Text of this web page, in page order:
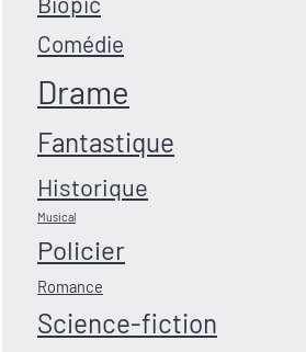
Comédie
Drame
Fantastique
Historique
Musical
Policier
Romance
Science-fiction